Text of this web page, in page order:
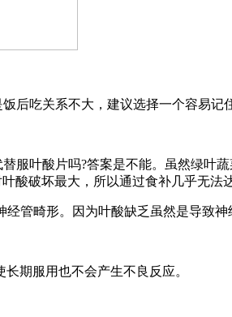
后吃关系不大，建议选择一个容易记
服叶酸片吗?答案是不能。虽然绿叶
酸破坏最大，所以通过食补几乎无法
经管畸形。因为叶酸缺乏虽然是导致
期服用也不会产生不良反应。